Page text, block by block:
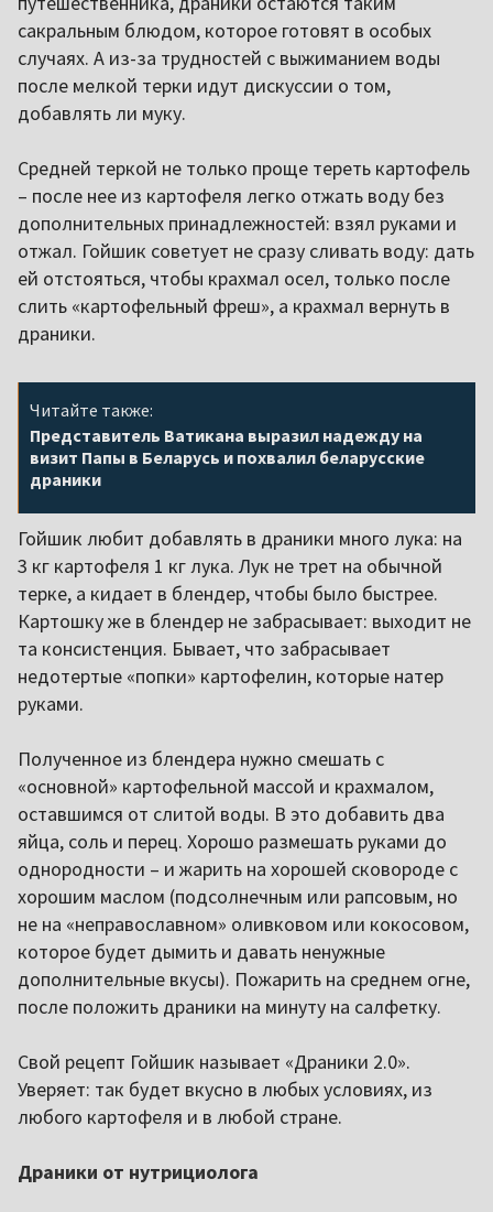
сакральным блюдом, которое готовят в особых
случаях. А из-за трудностей с выжиманием воды
после мелкой терки идут дискуссии о том,
добавлять ли муку.
Средней теркой не только проще тереть картофель
– после нее из картофеля легко отжать воду без
дополнительных принадлежностей: взял руками и
отжал. Гойшик советует не сразу сливать воду: дать
ей отстояться, чтобы крахмал осел, только после
слить «картофельный фреш», а крахмал вернуть в
драники.
Читайте также:
Представитель Ватикана выразил надежду на
визит Папы в Беларусь и похвалил беларусские
драники
Гойшик любит добавлять в драники много лука: на
3 кг картофеля 1 кг лука. Лук не трет на обычной
терке, а кидает в блендер, чтобы было быстрее.
Картошку же в блендер не забрасывает: выходит не
та консистенция. Бывает, что забрасывает
недотертые «попки» картофелин, которые натер
руками.
Полученное из блендера нужно смешать с
«основной» картофельной массой и крахмалом,
оставшимся от слитой воды. В это добавить два
яйца, соль и перец. Хорошо размешать руками до
однородности – и жарить на хорошей сковороде с
хорошим маслом (подсолнечным или рапсовым, но
не на «неправославном» оливковом или кокосовом,
которое будет дымить и давать ненужные
дополнительные вкусы). Пожарить на среднем огне,
после положить драники на минуту на салфетку.
Свой рецепт Гойшик называет «Драники 2.0».
Уверяет: так будет вкусно в любых условиях, из
любого картофеля и в любой стране.
Драники от нутрициолога